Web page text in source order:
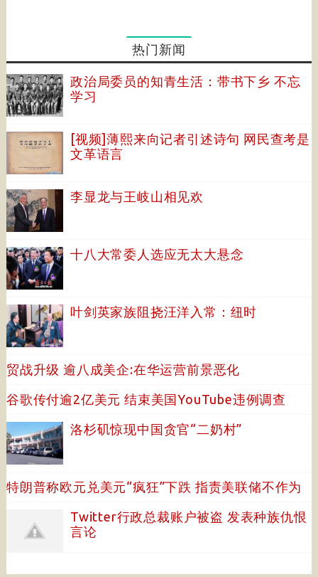
热门新闻
政治局委员的知青生活：带书下乡 不忘
学习
[视频]薄熙来向记者引述诗句 网民查考是
文革语言
李显龙与王岐山相见欢
十八大常委人选应无太大悬念
叶剑英家族阻挠汪洋入常：纽时
贸战升级 逾八成美企:在华运营前景恶化
谷歌传付逾2亿美元 结束美国YouTube违例调查
洛杉矶惊现中国贪官“二奶村”
特朗普称欧元兑美元“疯狂”下跌 指责美联储不作为
Twitter行政总裁账户被盗 发表种族仇恨
言论